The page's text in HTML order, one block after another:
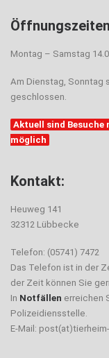
Montag – Samstag
Am Dienstag, Sonntag
geschlossen.
Aktuell sind
möglich
Kontakt:
Heuweg 141
32312 Lübbecke
Telefon: (05741) 7472
Das Telefon ist in der
der Zeit können Sie
In Notfällen erreichen
Polizeidiensstelle.
E-Mail: